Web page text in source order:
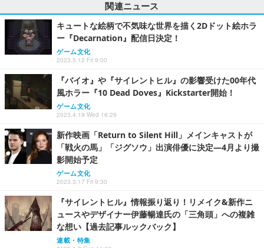
関連ニュース
キュートな絵柄で不気味な世界を描く2Dドット絵ホラ
ー『Decarnation』配信日決定！
ゲーム文化
2023.5.12 Fri 9:00
『バイオ』や『サイレントヒル』の影響受けた00年代
風ホラー『10 Dead Doves』Kickstarter開始！
ゲーム文化
2023.4.19 Wed 16:29
新作映画「Return to Silent Hill」メインキャストが
「戦火の馬」「ジグソウ」出演俳優に決定―4月より撮
影開始予定
ゲーム文化
2023.3.17 Fri 9:30
『サイレントヒル』情報振り返り！リメイク&新作ニ
ュースやデザイナー伊藤暢達氏の「三角頭」への複雑
な想い【過去記事ルックバック】
連載・特集